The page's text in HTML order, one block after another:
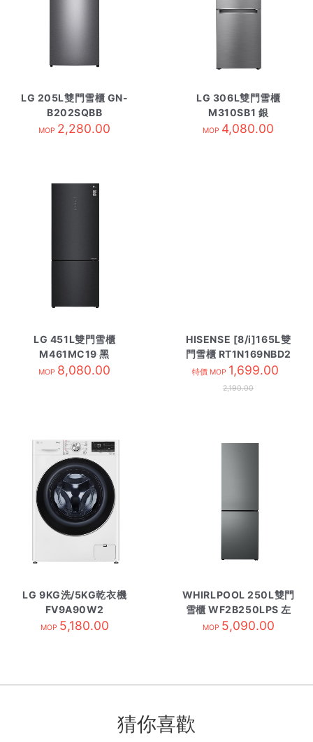
LG 205L雙門雪櫃 GN-
B202SQBB
MOP 2,280.00
LG 306L雙門雪櫃
M310SB1 銀
MOP 4,080.00
LG 451L雙門雪櫃
M461MC19 黑
MOP 8,080.00
HISENSE [8/i]165L雙
門雪櫃 RT1N169NBD2
特價 MOP 1,699.00
2,190.00
LG 9KG洗/5KG乾衣機
FV9A90W2
MOP 5,180.00
WHIRLPOOL 250L雙門
雪櫃 WF2B250LPS 左
MOP 5,090.00
猜你喜歡